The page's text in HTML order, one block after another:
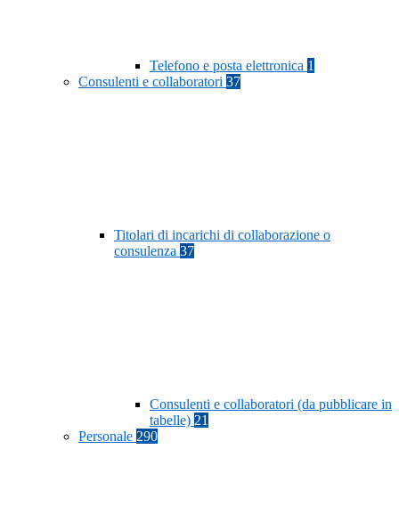
Telefono e posta elettronica 1
Consulenti e collaboratori 37
Titolari di incarichi di collaborazione o
consulenza 37
Consulenti e collaboratori (da pubblicare in
tabelle) 21
Personale 290